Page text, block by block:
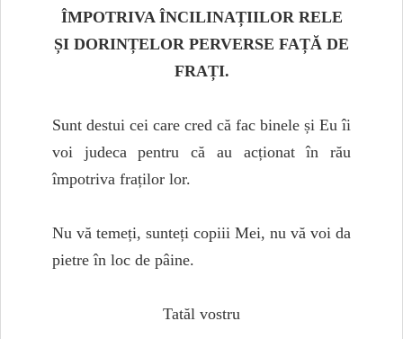
ÎMPOTRIVA ÎNCILINAȚIILOR RELE
ȘI DORINȚELOR PERVERSE FAȚĂ DE
FRAȚI.
Sunt destui cei care cred că fac binele și Eu îi
voi judeca pentru că au acționat în rău
împotriva fraților lor.
Nu vă temeți, sunteți copiii Mei, nu vă voi da
pietre în loc de pâine.
Tatăl vostru